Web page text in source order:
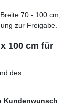
70 - 100 cm,
zur Freigabe.
100 cm für
des
Kundenwunsch